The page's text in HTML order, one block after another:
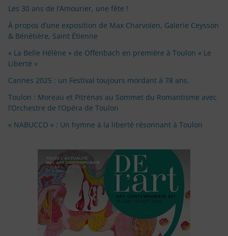
Les 30 ans de l’Amourier, une fête !
À propos d’une exposition de Max Charvolen, Galerie Ceysson
& Bénétière, Saint Étienne
« La Belle Hélène » de Offenbach en première à Toulon « Le
Liberté »
Cannes 2025 : un Festival toujours mordant à 78 ans.
Toulon : Moreau et Pitrėnas au Sommet du Romantisme avec
l’Orchestre de l’Opéra de Toulon
« NABUCCO » : Un hymne à la liberté résonnant à Toulon